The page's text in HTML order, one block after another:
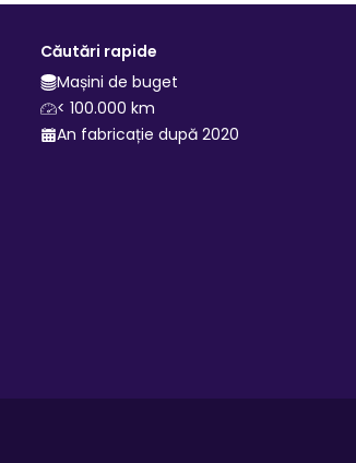
Căutări rapide
Mașini de buget
< 100.000 km
An fabricație după 2020